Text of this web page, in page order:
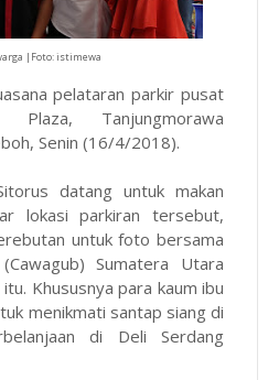
|Foto: istimewa
pelataran parkir pusat
Plaza, Tanjungmorawa
Senin (16/4/2018).
datang untuk makan
lokasi parkiran tersebut,
untuk foto bersama
Sumatera Utara
Khususnya para kaum ibu
menikmati santap siang di
di Deli Serdang